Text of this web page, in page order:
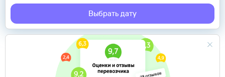
Выбрать дату